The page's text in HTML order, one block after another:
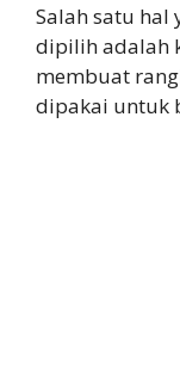
Salah satu hal
dipilih adalah
membuat
dipakai untuk